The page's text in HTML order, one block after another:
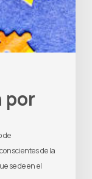
por
de
de la
se de en el